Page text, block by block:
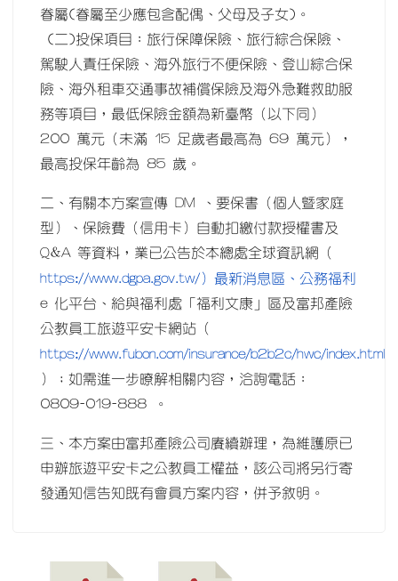
眷屬(眷屬至少應包含配偶、父母及子女)。
(二)投保項目：旅行保障保險、旅行綜合保險、
駕駛人責任保險、海外旅行不便保險、登山綜合保
險、海外租車交通事故補償保險及海外急難救助服
務等項目，最低保險金額為新臺幣（以下同）
200 萬元（未滿 15 足歲者最高為 69 萬元），
最高投保年齡為 85 歲。
二、有關本方案宣傳 DM 、要保書（個人暨家庭
型）、保險費（信用卡）自動扣繳付款授權書及
Q&A 等資料，業已公告於本總處全球資訊網（
https://www.dgpa.gov.tw/）最新消息區、公務福利
e 化平台、給與福利處「福利文康」區及富邦產險
公教員工旅遊平安卡網站（
https://www.fubon.com/insurance/b2b2c/hwc/index.html
）；如需進一步暸解相關內容，洽詢電話：
0809-019-888 。
三、本方案由富邦產險公司賡續辦理，為維護原已
申辦旅遊平安卡之公教員工權益，該公司將另行寄
發通知信告知既有會員方案內容，併予敘明。